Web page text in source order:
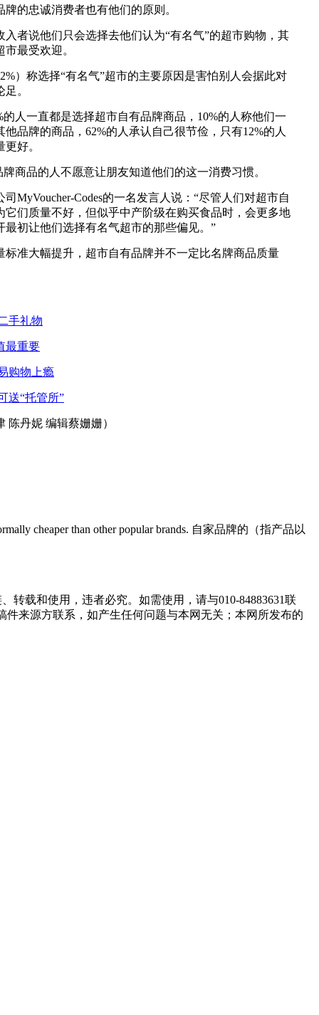
的忠诚消费者也有他们的原则。
入者说他们只会选择去他们认为“有名气”的超市购物，其
最受欢迎。
）称选择“有名气”超市的主要原因是害怕别人会据此对
。
人一直都是选择超市自有品牌商品，10%的人称他们一
品牌的商品，62%的人承认自己很节俭，只有12%的人
好。
商品的人不愿意让朋友知道他们的这一消费习惯。
MyVoucher-Codes的一名发言人说：“尽管人们对超市自
它们质量不好，但似乎中产阶级在购买食品时，会更多地
最初让他们选择有名气超市的那些偏见。”
标准大幅提升，超市自有品牌并不一定比名牌商品质量
手礼物
最重要
购物上瘾
送“托管所”
陈丹妮 编辑蔡姗姗）
cheaper than other popular brands. 自家品牌的（指产品以
载和使用，违者必究。如需使用，请与010-84883631联
来源方联系，如产生任何问题与本网无关；本网所发布的